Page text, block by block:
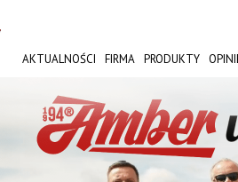
AKTUALNOŚCI FIRMA PRODUKTY
AMBER FEST